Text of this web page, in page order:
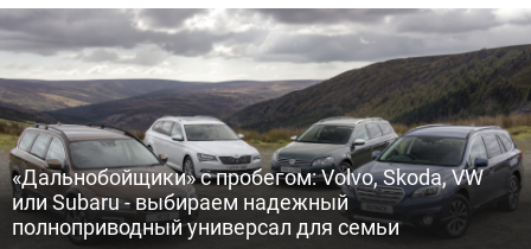
«Дальнобойщики» с пробегом: Volvo, Skoda, VW
или Subaru - выбираем надежный
полноприводный универсал для семьи